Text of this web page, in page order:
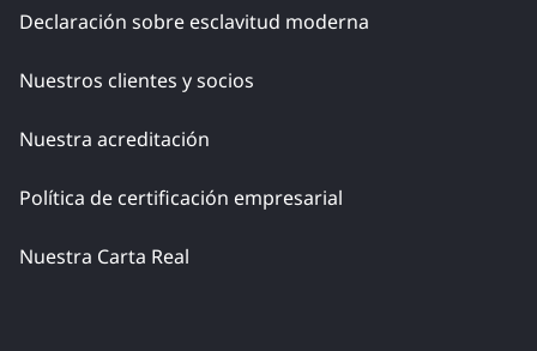
Declaración sobre esclavitud moderna
Nuestros clientes y socios
Nuestra acreditación
Política de certificación empresarial
Nuestra Carta Real